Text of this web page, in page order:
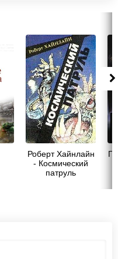
Роберт Хайнлайн
- Космический
патруль